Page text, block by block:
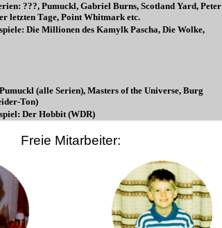
???, Pumuckl, Gabriel Burns, Scotland Yard, Peter
letzten Tage, Point Whitmark etc.
Die Millionen des Kamylk Pascha, Die Wolke,
(alle Serien), Masters of the Universe, Burg
Ton)
Der Hobbit (WDR)
Freie Mitarbeiter: